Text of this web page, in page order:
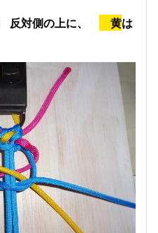
反対側の上に、 黄は